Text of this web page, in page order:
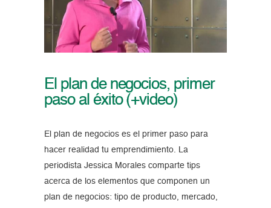
El plan de negocios, primer
paso al éxito (+video)
El plan de negocios es el primer paso para
hacer realidad tu emprendimiento. La
periodista Jessica Morales comparte tips
acerca de los elementos que componen un
plan de negocios: tipo de producto, mercado,